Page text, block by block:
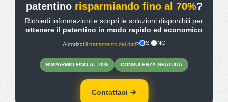
patentino risparmiando fino al 70%?
Richiedi informazioni e scopri le soluzioni disponibili per
ottenere il patentino in modo rapido ed economico
Autorizzi il trattamento dei dati? SI NO
RISPARMIO FINO AL 70% CONSULENZA GRATUITA
Contattaci